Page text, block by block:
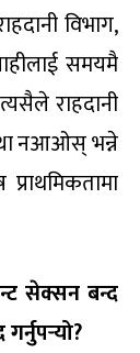
विभाग,
समयमै
राहदानी
नआओस् भन्ने
सेक्सन बन्द